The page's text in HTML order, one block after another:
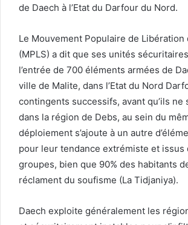
de Daech à l’Etat du Darfour du Nord.
Le Mouvement Populaire de Libération
(MPLS) a dit que ses unités
l’entrée de 700 éléments armées de
ville de Malite, dans l’Etat du Nord
contingents successifs, avant qu’ils ne
dans la région de Debs, au sein du
déploiement s’ajoute à un autre
pour leur tendance extrémiste et issus
groupes, bien que 90% des habitants
réclament du soufisme (La Tidjaniya).
Daech exploite généralement les